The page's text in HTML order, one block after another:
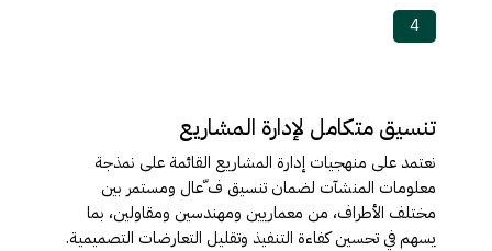
4
تنسیق متكامل لإدارة المشاریع
نعتمد على منھجیات إدارة المشاریع القائمة على نمذجة
معلومات المنشآت لضمان تنسیق ف ّعال ومستمر بین
مختلف الأطراف، من معماریین ومھندسین ومقاولین، بما
یسھم في تحسین كفاءة التنفیذ وتقلیل التعارضات التصمیمیة.